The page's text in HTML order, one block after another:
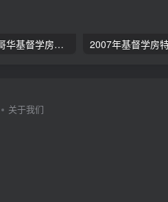
2024年11月 温哥华基督学房特会：有见识的管家 02 彭动平
关于我们